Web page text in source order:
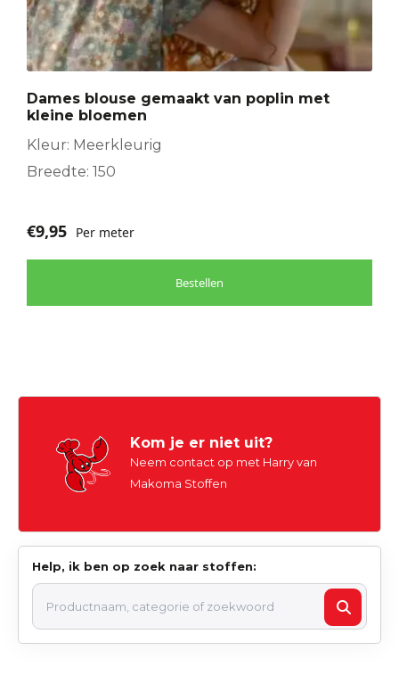
Dames blouse gemaakt van poplin met
kleine bloemen
Kleur: Meerkleurig
Breedte: 150
€9,95 Per meter
Bestellen
Kom je er niet uit?
Neem contact op met Harry van
Makoma Stoffen
Help, ik ben op zoek naar stoffen: